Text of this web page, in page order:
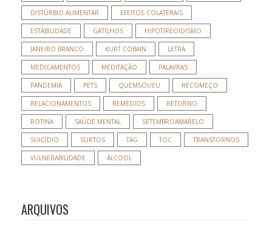
DISTÚRBIO ALIMENTAR EFEITOS COLATERAIS
ESTABILIDADE GATILHOS HIPOTIREOIDISMO
JANEIRO BRANCO KURT COBAIN LETRA
MEDICAMENTOS MEDITAÇÃO PALAVRAS
PANDEMIA PETS QUEMSOUEU RECOMEÇO
RELACIONAMENTOS REMÉDIOS RETORNO
ROTINA SAÚDE MENTAL SETEMBROAMARELO
SUICÍDIO SURTOS TAG TOC TRANSTORNOS
VULNERABILIDADE ÁLCOOL
ARQUIVOS